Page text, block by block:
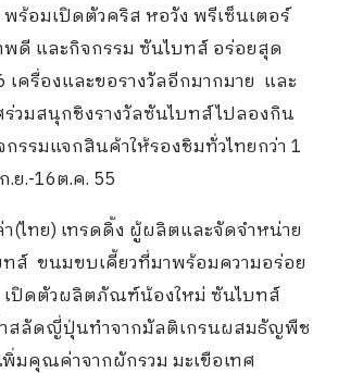
พร้อมเปิดตัวคริส หอวัง พรีเซ็นเตอร์
ดี และกิจกรรม ซันไบทส์ อร่อยสุด
เครื่องและขอรางวัลอีกมากมาย และ
วมสนุกชิงรางวัลซันไบทส์ไปลองกิน
รรมแจกสินค้าให้รองชิมทั่วไทยกว่า 1
ย.-16ต.ค. 55
(ไทย) เทรดดิ้ง ผู้ผลิตและจัดจำหน่าย
ขนมขบเคี้ยวที่มาพร้อมความอร่อย
เปิดตัวผลิตภัณฑ์น้องใหม่ ซันไบทส์
สลัดญี่ปุ่นทำจากมัลติเกรนผสมธัญพืช
มคุณค่าจากผักรวม มะเขือเทศ